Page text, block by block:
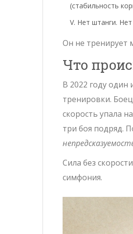
(стабильность
Нет штанги.
Он не
Что
В 2022 году один
тренировки.
скорость упала
три боя подряд.
Сила без
симфония.